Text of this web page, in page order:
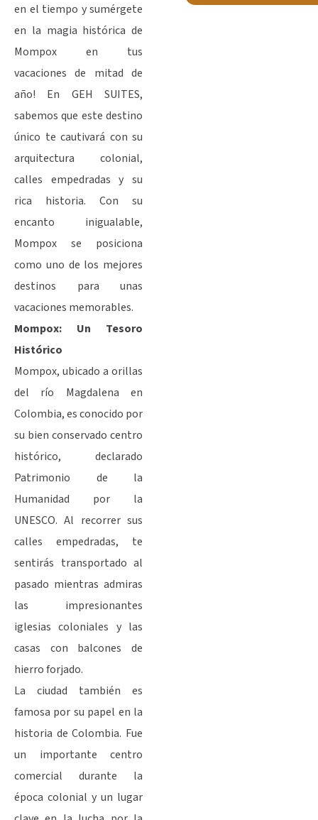
en el tiempo y sumérgete
en la magia histórica de
Mompox en tus
vacaciones de mitad de
año! En GEH SUITES,
sabemos que este destino
único te cautivará con su
arquitectura colonial,
calles empedradas y su
rica historia. Con su
encanto inigualable,
Mompox se posiciona
como uno de los mejores
destinos para unas
vacaciones memorables.
Mompox: Un Tesoro
Histórico
Mompox, ubicado a orillas
del río Magdalena en
Colombia, es conocido por
su bien conservado centro
histórico, declarado
Patrimonio de la
Humanidad por la
UNESCO. Al recorrer sus
calles empedradas, te
sentirás transportado al
pasado mientras admiras
las impresionantes
iglesias coloniales y las
casas con balcones de
hierro forjado.
La ciudad también es
famosa por su papel en la
historia de Colombia. Fue
un importante centro
comercial durante la
época colonial y un lugar